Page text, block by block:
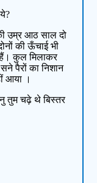
उम्र आठ साल दो
की ऊँचाई भी
कुल मिलाकर
पैरों का निशान
आया ।
तुम चढ़े थे बिस्तर